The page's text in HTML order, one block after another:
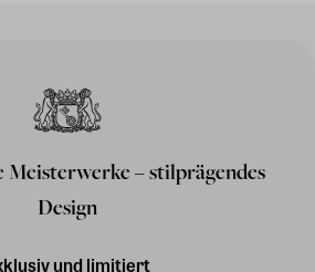
– stilprägendes
Design
und limitiert